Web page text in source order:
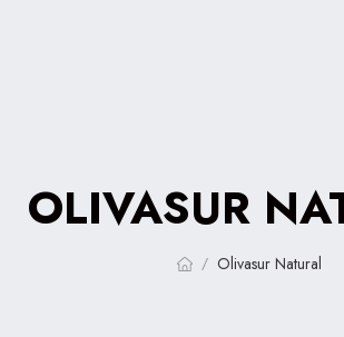
OLIVASUR
/ Olivasur Natural